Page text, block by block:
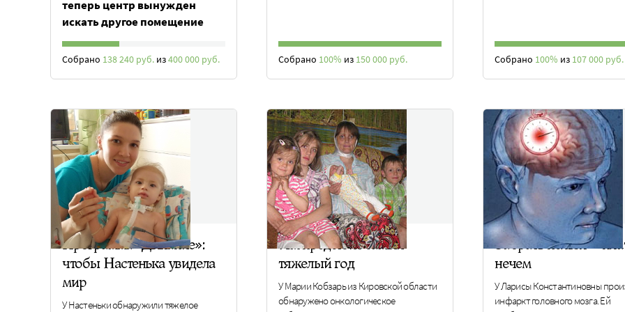
теперь центр вынужден
искать другое помещение
Собрано 138 240 руб. из400 000 руб. Собрано 100% из 150 000 руб. Собрано 100% из 107 000 руб.
Программа «Дыхание»:
чтобы Настенька увидела
мир
У Настеньки обнаружили тяжелое
Им предстоит самый
тяжелый год
У Марии Кобзарь из Кировской области
обнаружено онкологическое
Забрать нельзя –
нечем
У Ларисы Константиновны
инфаркт головного мозга. Ей